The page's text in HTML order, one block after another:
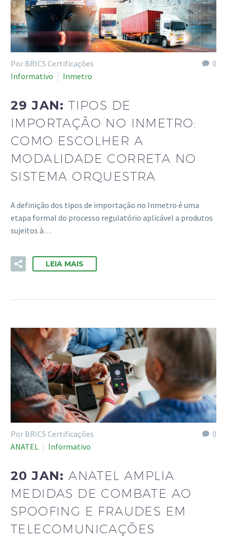
0
Por BRICS Certificações
Informativo
Inmetro
29 JAN:TIPOS DE
IMPORTAÇÃO NO INMETRO:
COMO ESCOLHER A
MODALIDADE CORRETA NO
SISTEMA ORQUESTRA
A definição dos tipos de importação no Inmetro é uma
etapa formal do processo regulatório aplicável a produtos
sujeitos à…
LEIA MAIS
0
Por BRICS Certificações
ANATEL
Informativo
20 JAN:ANATEL AMPLIA
MEDIDAS DE COMBATE AO
SPOOFING E FRAUDES EM
TELECOMUNICAÇÕES